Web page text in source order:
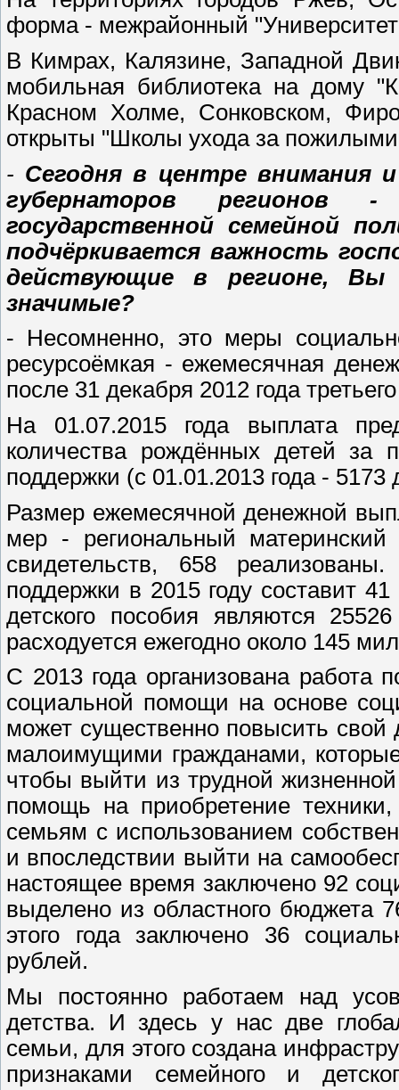
форма - межрайонный "Университет
В Кимрах, Калязине, Западной
мобильная библиотека на дому
Красном Холме, Сонковском,
открыты "Школы ухода за
- Сегодня в центре внимания
губернаторов регионов -
государственной семейной
подчёркивается важность
действующие в регионе,
значимые?
- Несомненно, это меры
ресурсоёмкая - ежемесячная
после 31 декабря 2012 года
На 01.07.2015 года выплата
количества рождённых детей за
поддержки (с 01.01.2013 года - 5173
Размер ежемесячной денежной
мер - региональный
свидетельств, 658
поддержки в 2015 году составит
детского пособия являются
расходуется ежегодно около 145
С 2013 года организована работа
социальной помощи на основе
может существенно повысить свой
малоимущими гражданами,
чтобы выйти из трудной
помощь на приобретение техники,
семьям с использованием
и впоследствии выйти на
настоящее время заключено 92
выделено из областного бюджета
этого года заключено 36
рублей.
Мы постоянно работаем над
детства. И здесь у нас две
семьи, для этого создана
признаками семейного и